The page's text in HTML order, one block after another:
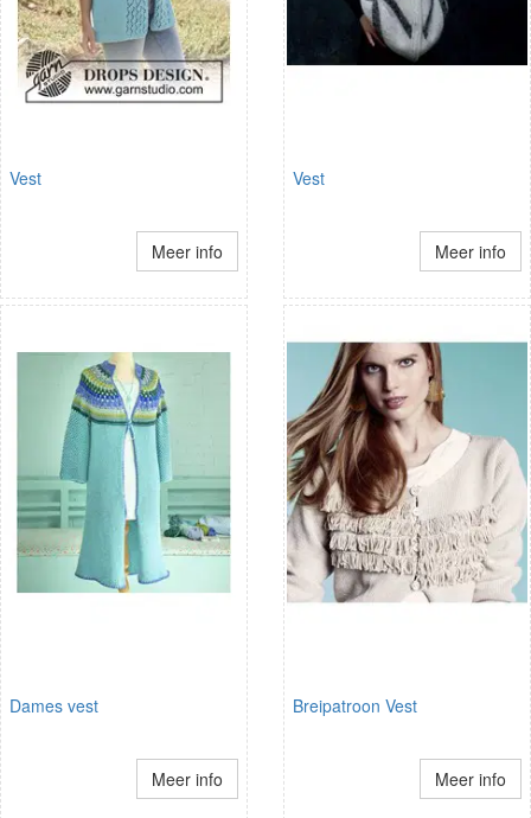
Vest
Meer info
Vest
Meer info
Dames vest
Meer info
Breipatroon Vest
Meer info